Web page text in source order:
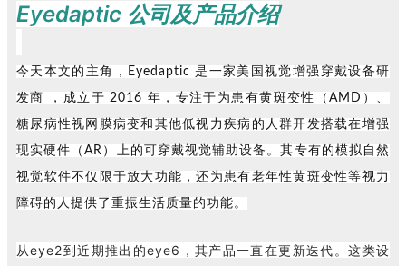
Eyedaptic 公司及产品介绍
今天本文的主角，Eyedaptic 是一家美国视觉增强穿戴设备研
发商 ， 成立于 2016 年， 专注于为患有黄斑变性（AMD）、
糖尿病性视网膜病变和其他低视力疾病的人群开发搭载在增强
现实硬件（AR）上的可穿戴视觉辅助设备。其专有的模拟自然
视觉软件不仅限于放大功能，还为患有老年性黄斑变性等视力
障碍的人提供了重振生活质量的功能。
从eye2到近期推出的eye6，其产品一直在更新迭代。这类设